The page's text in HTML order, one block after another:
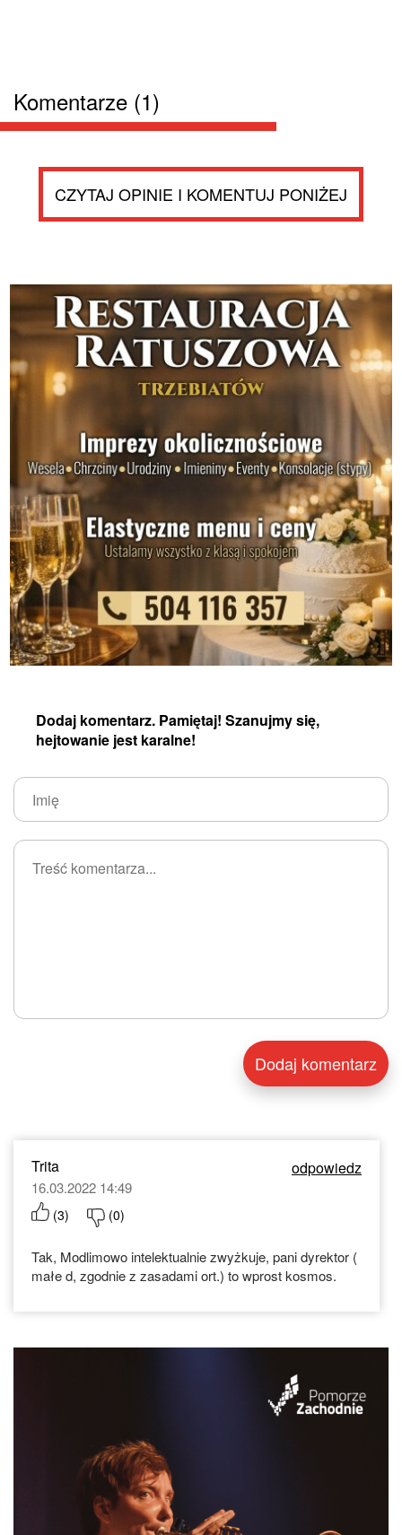
Komentarze (1)
CZYTAJ OPINIE I KOMENTUJ PONIŻEJ
Dodaj komentarz. Pamiętaj! Szanujmy się,
hejtowanie jest karalne!
Trita odpowiedz
16.03.2022 14:49
(3) (0)
Tak, Modlimowo intelektualnie zwyżkuje, pani dyrektor (
małe d, zgodnie z zasadami ort.) to wprost kosmos.